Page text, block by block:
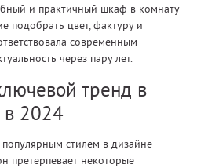
и практичный шкаф в комнату
подобрать цвет, фактуру и
современным
через пару лет.
тренд в
2024
стилем в дизайне
претерпевает некоторые